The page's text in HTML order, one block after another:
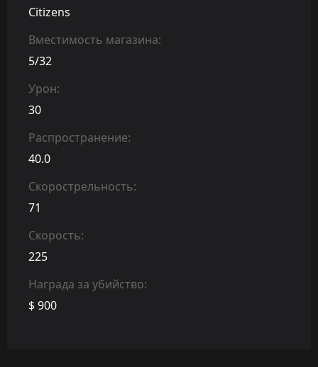
Citizens
Вместимость магазина:
5/32
Урон:
30
Распространение:
40.0
Скорострельность:
71
Скорость:
225
Награда за убийство:
$ 900